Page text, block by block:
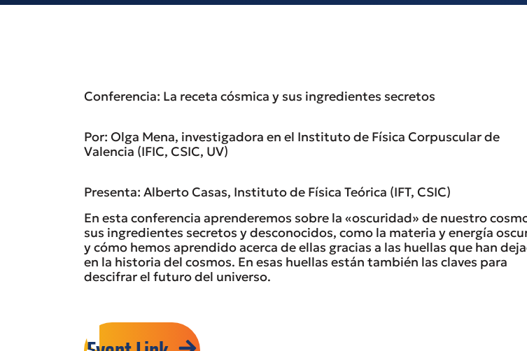
Conferencia: La receta cósmica y sus ingredientes secretos
Por: Olga Mena, investigadora en el Instituto de Física Corpuscular de
Valencia (IFIC, CSIC, UV)
Presenta: Alberto Casas, Instituto de Física Teórica (IFT, CSIC)
En esta conferencia aprenderemos sobre la «oscuridad» de nuestro
sus ingredientes secretos y desconocidos, como la materia y energía
y cómo hemos aprendido acerca de ellas gracias a las huellas que han
en la historia del cosmos. En esas huellas están también las claves para
descifrar el futuro del universo.